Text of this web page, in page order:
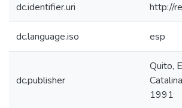
dc.identifier.uri http://
dc.language.iso esp
dc.publisher
Quito,
1991